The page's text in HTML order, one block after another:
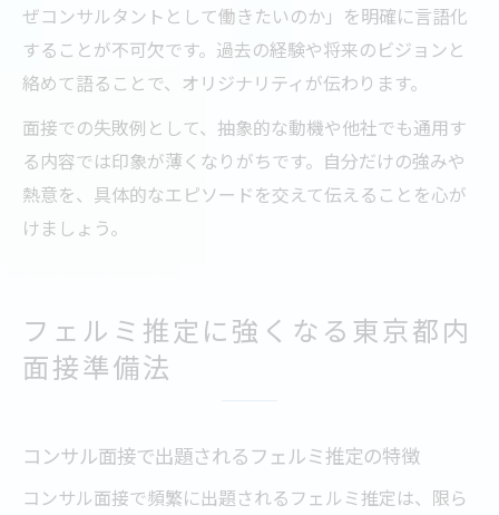
ぜコンサルタントとして働きたいのか」を明確に言語化
することが不可欠です。過去の経験や将来のビジョンと
絡めて語ることで、オリジナリティが伝わります。
面接での失敗例として、抽象的な動機や他社でも通用す
る内容では印象が薄くなりがちです。自分だけの強みや
熱意を、具体的なエピソードを交えて伝えることを心が
けましょう。
フェルミ推定に強くなる東京都内
面接準備法
コンサル面接で出題されるフェルミ推定の特徴
コンサル面接で頻繁に出題されるフェルミ推定は、限ら